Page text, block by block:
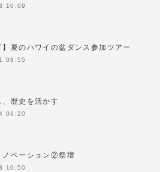
10:09
】夏のハワイの盆ダンス参加ツアー
08:55
歴史を活かす
06:20
ノベーション②祭壇
10:50